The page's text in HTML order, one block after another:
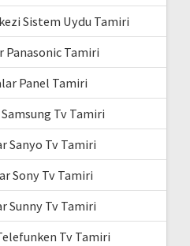
Sistem Uydu Tamiri
Panasonic Tamiri
Panel Tamiri
Samsung Tv Tamiri
Sanyo Tv Tamiri
Sony Tv Tamiri
Sunny Tv Tamiri
Tv Tamiri